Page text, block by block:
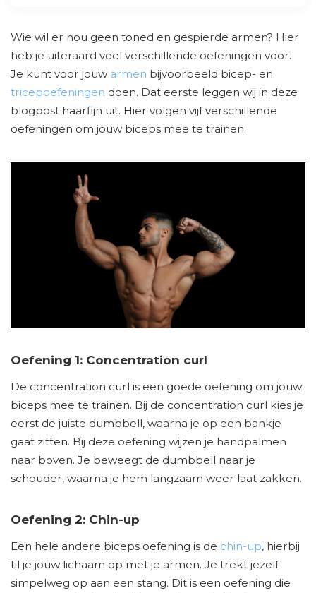
Wie wil er nou geen toned en gespierde armen? Hier
heb je uiteraard veel verschillende oefeningen voor.
Je kunt voor jouw armen bijvoorbeeld bicep- en
tricepoefeningen doen. Dat eerste leggen wij in deze
blogpost haarfijn uit. Hier volgen vijf verschillende
oefeningen om jouw biceps mee te trainen.
Oefening 1: Concentration curl
De concentration curl is een goede oefening om jouw
biceps mee te trainen. Bij de concentration curl kies je
eerst de juiste dumbbell, waarna je op een bankje
gaat zitten. Bij deze oefening wijzen je handpalmen
naar boven. Je beweegt de dumbbell naar je
schouder, waarna je hem langzaam weer laat zakken.
Oefening 2: Chin-up
Een hele andere biceps oefening is de chin-up, hierbij
til je jouw lichaam op met je armen. Je trekt jezelf
simpelweg op aan een stang. Dit is een oefening die